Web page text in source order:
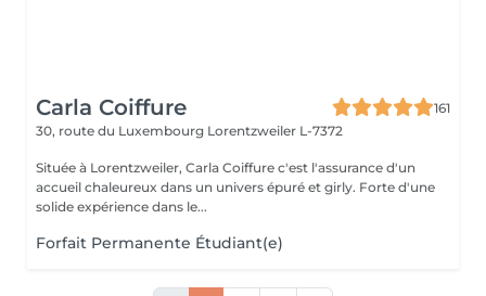
Carla Coiffure
161
30, route du Luxembourg Lorentzweiler L-7372
Située à Lorentzweiler, Carla Coiffure c'est l'assurance d'un
accueil chaleureux dans un univers épuré et girly. Forte d'une
solide expérience dans le...
Forfait Permanente Étudiant(e)